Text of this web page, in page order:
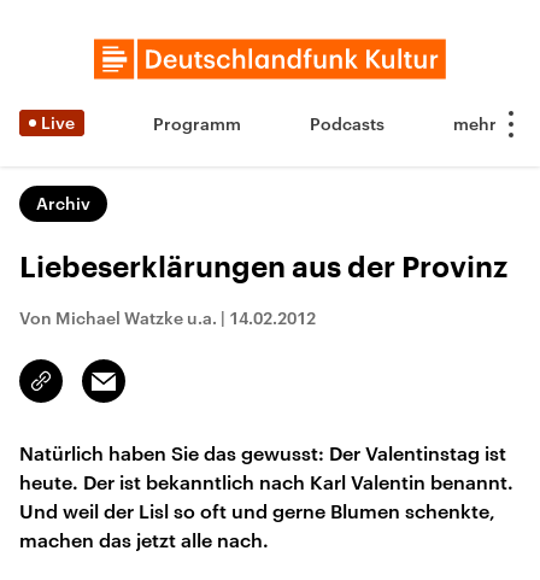
Live Programm Podcasts
Archiv
Liebeserklärungen aus der Provinz
Von Michael Watzke u.a. | 14.02.2012
Link
kopieren/teilen
Email
Natürlich haben Sie das gewusst: Der Valentinstag ist
heute. Der ist bekanntlich nach Karl Valentin benannt.
Und weil der Lisl so oft und gerne Blumen schenkte,
machen das jetzt alle nach.